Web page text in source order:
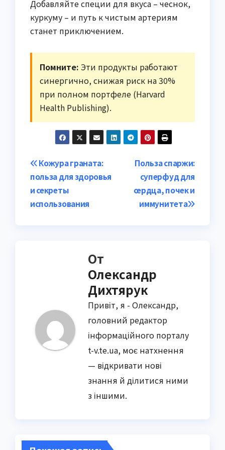
Добавляйте специи для вкуса – чеснок,
куркуму – и путь к чистым артериям
станет приключением.
Помните: Эти продукты работают
синергично, снижая риск на 30%
при полном портфеле (Harvard
Health Publishing).
Навигация
по
записям
Польза спаржи:
суперфуд для
сердца, почек и
иммунитета
Кожура граната:
польза для здоровья
и секреты
использования
От
Олександр
Дихтярук
Привіт, я - Олександр,
головний редактор
інформаційного порталу
t-v.te.ua, моє натхнення
— відкривати нові
знання й ділитися ними
з іншими.